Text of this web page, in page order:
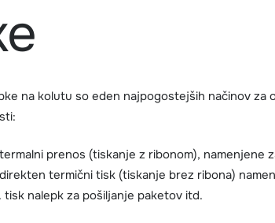
na kolutu so eden najpogostejših načinov
termalni prenos (tiskanje z ribonom),
direkten termični tisk (tiskanje brez ribona)
nalepk za pošiljanje paketov itd.